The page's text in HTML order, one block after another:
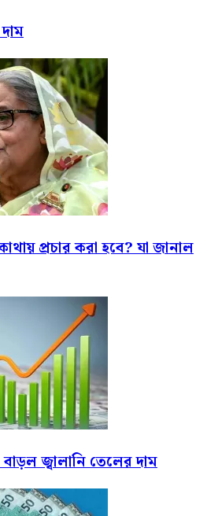
প্রচার করা হবে? যা জানাল
জ্বালানি তেলের দাম